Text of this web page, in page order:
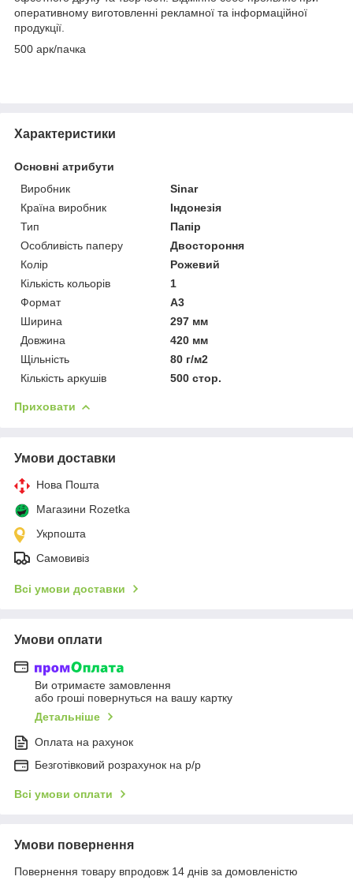
оперативному виготовленні рекламної та інформаційної
продукції.
500 арк/пачка
Характеристики
Основні атрибути
Виробник
Sinar
Країна виробник
Індонезія
Тип
Папір
Особливість паперу
Двостороння
Колір
Рожевий
Кількість кольорів
1
Формат
A3
Ширина
297 мм
Довжина
420 мм
Щільність
80 г/м2
Кількість аркушів
500 стор.
Приховати
Умови доставки
Нова Пошта
Магазини Rozetka
Укрпошта
Самовивіз
Всі умови доставки
Умови оплати
Ви отримаєте замовлення
або гроші повернуться на вашу картку
Детальніше
Оплата на рахунок
Безготівковий розрахунок на р/р
Всі умови оплати
Умови повернення
Повернення товару впродовж 14 днів за домовленістю